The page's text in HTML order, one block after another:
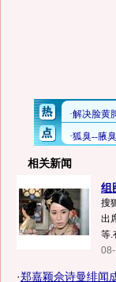
相关新闻
组
搜
出
等.
·郑嘉颖佘诗曼绯闻